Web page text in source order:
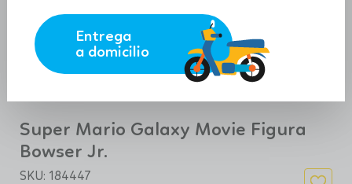
Entrega
a domicilio
Super Mario Galaxy Movie Figura
Bowser Jr.
SKU: 184447